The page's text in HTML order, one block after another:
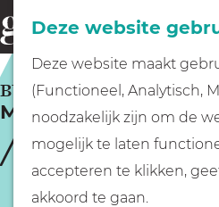
Deze website
Deze website maakt
(Functioneel, Analytisch,
noodzakelijk zijn om de
mogelijk te laten
accepteren te klikken,
akkoord te gaan.
G
a
n
a
o
e
k
e
n
Monkeytown
BUSSUM